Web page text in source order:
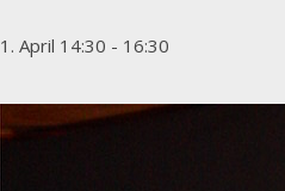
1. April 14:30 - 16:30